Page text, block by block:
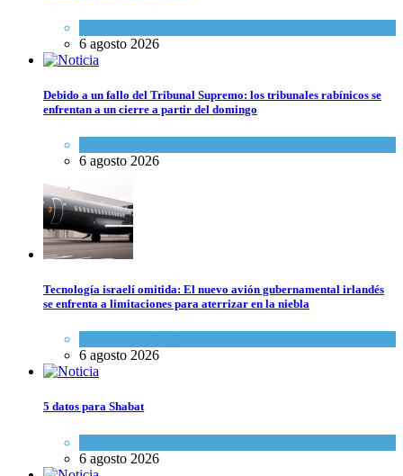
6 agosto 2026
Debido a un fallo del Tribunal Supremo: los tribunales rabínicos se
enfrentan a un cierre a partir del domingo
6 agosto 2026
Tecnología israelí omitida: El nuevo avión gubernamental irlandés
se enfrenta a limitaciones para aterrizar en la niebla
6 agosto 2026
5 datos para Shabat
6 agosto 2026